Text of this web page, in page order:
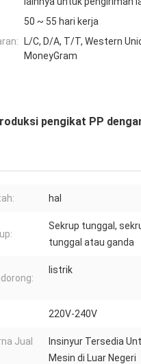
50 ~ 55 hari kerja
L/C, D/A, T/T, Western
MoneyGram
pengikat PP
hal
Sekrup tunggal,
tunggal atau ganda
listrik
220V-240V
Jual
Insinyur Tersedia
Mesin di Luar Negeri